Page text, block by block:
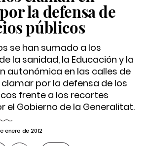
la defensa de
públicos
se han sumado a los
la sanidad, la Educación y la
autonómica en las calles de
por la defensa de los
frente a los recortes
el Gobierno de la Generalitat.
enero de 2012